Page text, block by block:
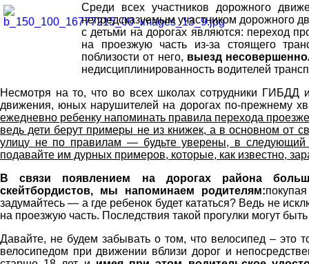
Среди всех участников дорожного
непредсказуемым участником дорожного
с детьми на дорогах являются: переход
на проезжую часть из-за стоящего
поблизости от него, выезд
недисциплинированность водителей
Несмотря на то, что во всех школах сотрудники ГИБДД
движения, юных нарушителей на дорогах по-прежнему
ежедневно ребенку напоминать правила перехода
ведь дети берут примеры не из книжек, а в основном от
улицу не по правилам — будьте уверены, в следующий
подавайте им дурных примеров, которые, как известно,
В связи появлением на дорогах района
скейтбордистов, мы напоминаем родителям:
задумайтесь — а где ребенок будет кататься? Ведь не
на проезжую часть. Последствия такой прогулки могут
Давайте, не будем забывать о том, что велосипед – это
велосипедом при движении вблизи дорог и